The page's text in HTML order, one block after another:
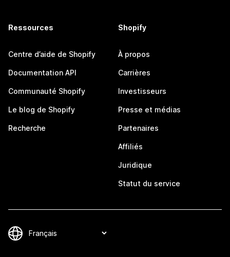
Ressources
Centre d’aide de Shopify
Documentation API
Communauté Shopify
Le blog de Shopify
Recherche
Shopify
À propos
Carrières
Investisseurs
Presse et médias
Partenaires
Affiliés
Juridique
Statut du service